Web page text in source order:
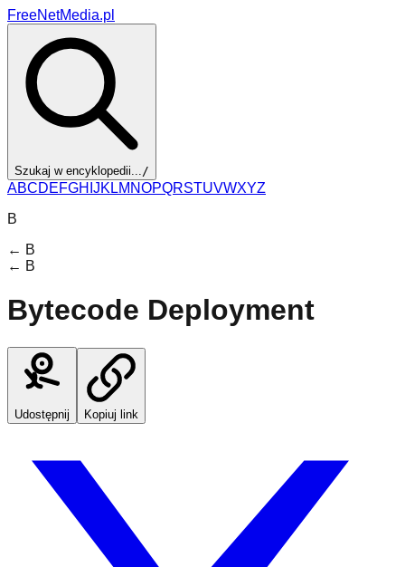
FreeNetMedia.pl
Szukaj w encyklopedii.../
ABCDEFGH JK LM NOPQRSTUVWXYZ
B
← B
← B
Bytecode Deployment
Udostępnij Kopiuj link